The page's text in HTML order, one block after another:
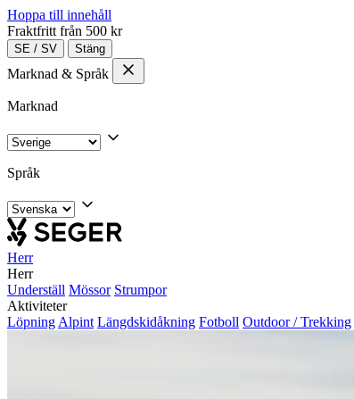
Hoppa till innehåll
Fraktfritt från 500 kr
SE / SV Stäng
Marknad & Språk
Marknad
Språk
Herr
Herr
Underställ Mössor Strumpor
Aktiviteter
Löpning Alpint Längdskidåkning Fotboll Outdoor / Trekking